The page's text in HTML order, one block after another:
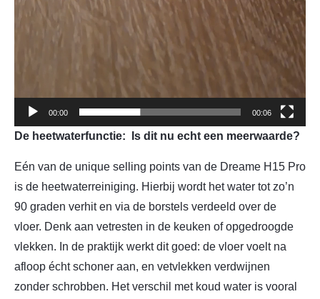
00:00 00:06
De heetwaterfunctie: Is dit nu echt een meerwaarde?
Eén van de unique selling points van de Dreame H15 Pro
is de heetwaterreiniging. Hierbij wordt het water tot zo’n
90 graden verhit en via de borstels verdeeld over de
vloer. Denk aan vetresten in de keuken of opgedroogde
vlekken. In de praktijk werkt dit goed: de vloer voelt na
afloop écht schoner aan, en vetvlekken verdwijnen
zonder schrobben. Het verschil met koud water is vooral